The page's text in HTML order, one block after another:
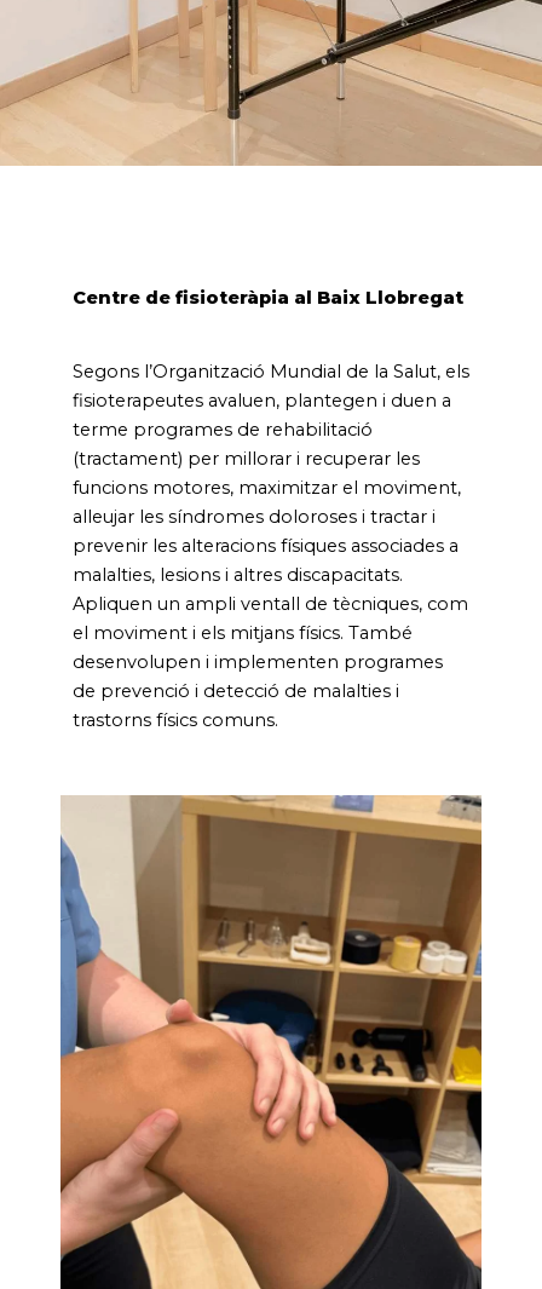
Centre de fisioteràpia al Baix Llobregat
Segons l’Organització Mundial de la Salut, els
fisioterapeutes avaluen, plantegen i duen a
terme programes de rehabilitació
(tractament) per millorar i recuperar les
funcions motores, maximitzar el moviment,
alleujar les síndromes doloroses i tractar i
prevenir les alteracions físiques associades a
malalties, lesions i altres discapacitats.
Apliquen un ampli ventall de tècniques, com
el moviment i els mitjans físics. També
desenvolupen i implementen programes
de prevenció i detecció de malalties i
trastorns físics comuns.